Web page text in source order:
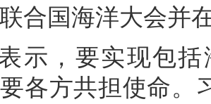
合国海洋大会并
示，要实现包
各方共担使命。